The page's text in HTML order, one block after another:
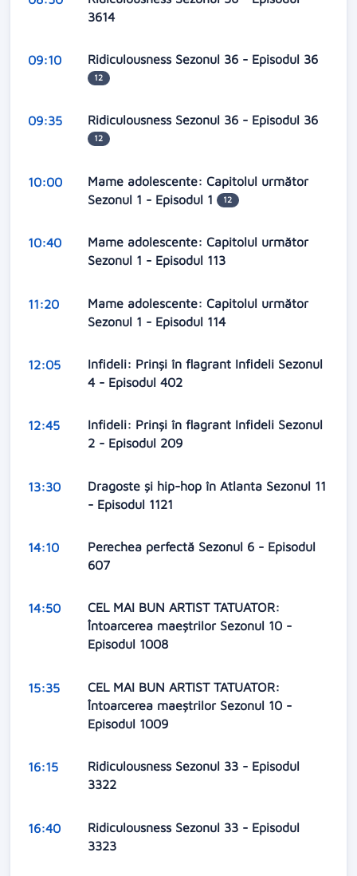
3614
09:10 Ridiculousness Sezonul 36 - Episodul 36
12
09:35 Ridiculousness Sezonul 36 - Episodul 36
12
10:00
Mame adolescente: Capitolul următor
Sezonul 1 - Episodul 1
12
10:40
Mame adolescente: Capitolul următor
Sezonul 1 - Episodul 113
11:20
Mame adolescente: Capitolul următor
Sezonul 1 - Episodul 114
12:05
Infideli: Prinşi în flagrant Infideli Sezonul
4 - Episodul 402
12:45
Infideli: Prinşi în flagrant Infideli Sezonul
2 - Episodul 209
13:30
Dragoste şi hip-hop în Atlanta Sezonul 11
- Episodul 1121
14:10
Perechea perfectă Sezonul 6 - Episodul
607
14:50
CEL MAI BUN ARTIST TATUATOR:
Întoarcerea maeștrilor Sezonul 10 -
Episodul 1008
15:35
CEL MAI BUN ARTIST TATUATOR:
Întoarcerea maeștrilor Sezonul 10 -
Episodul 1009
16:15
Ridiculousness Sezonul 33 - Episodul
3322
16:40
Ridiculousness Sezonul 33 - Episodul
3323